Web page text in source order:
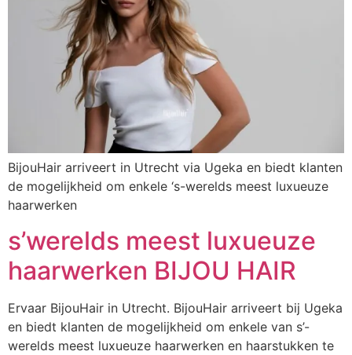
BijouHair arriveert in Utrecht via Ugeka en biedt klanten
de mogelijkheid om enkele ‘s-werelds meest luxueuze
haarwerken
s’werelds meest luxueuze
haarwerken BIJOU HAIR
Ervaar BijouHair in Utrecht. BijouHair arriveert bij Ugeka
en biedt klanten de mogelijkheid om enkele van s’-
werelds meest luxueuze haarwerken en haarstukken te